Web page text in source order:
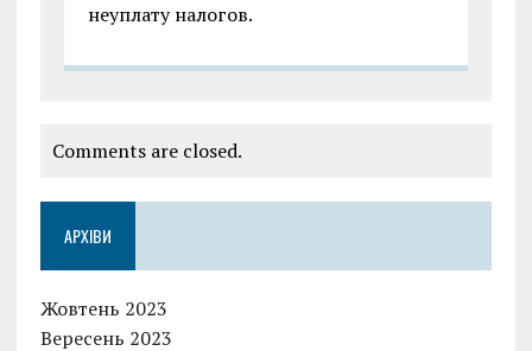
неуплату налогов.
Comments are closed.
АРХІВИ
Жовтень 2023
Вересень 2023